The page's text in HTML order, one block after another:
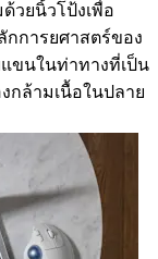
วยนิ้วโป้งเพื่อ
การยศาสตร์ของ
แขนในท่าทางที่เป็น
กล้ามเนื้อในปลาย